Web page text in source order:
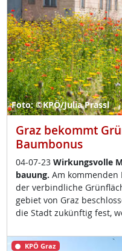
Foto: ©KPÖ/Julia Prassl
Graz bekommt
Baumbonus
04-07-23 Wir­kungs­vol­le
bau­ung. Am
der ver­bind­li­che
ge­biet von Graz
die Stadt zu­künf­tig fest,
KPÖ Graz